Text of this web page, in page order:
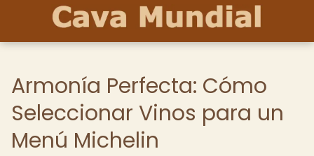
Armonía Perfecta: Cómo
Seleccionar Vinos para un
Menú Michelin